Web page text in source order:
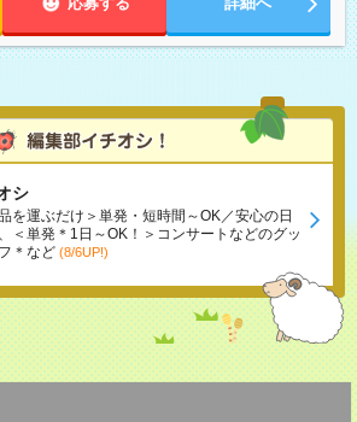
シ
を運ぶだけ＞単発・短時間～OK／安心の日
＜単発＊1日～OK！＞コンサートなどのグッ
＊など (8/6UP!)